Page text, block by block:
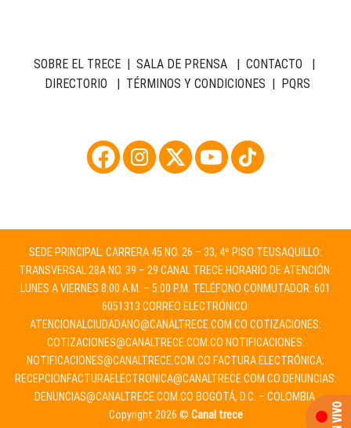
SOBRE EL TRECE| SALA DE PRENSA| CONTACTO |
DIRECTORIO | TÉRMINOS Y CONDICIONES | PQRS
SEDE PRINCIPAL: CARRERA 45 NO. 26 – 33, 4º PISO TEUSAQUILLO:
TRANSVERSAL 28A NO. 39 – 29 CANAL TRECE HORARIO DE ATENCIÓN:
LUNES A VIERNES 8:00 A.M. – 5:00 P.M. TELÉFONO CONMUTADOR: 601
6051313 CORREO ELECTRÓNICO:
ATENCIONALCIUDADANO@CANALTRECE.COM.CO COTIZACIONES:
COTIZACIONES@CANALTRECE.COM.CO NOTIFICACIONES:
NOTIFICACIONES@CANALTRECE.COM.CO FACTURA ELECTRÓNICA:
RECEPCIONFACTURAELECTRONICA@CANALTRECE.COM.CO DENUNCIAS:
DENUNCIAS@CANALTRECE.COM.CO BOGOTÁ, D.C. – COLOMBIA.
Copyright 2026 © Canal trece